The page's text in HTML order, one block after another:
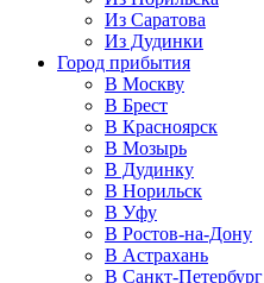
Из Саратова
Из Дудинки
Город прибытия
В Москву
В Брест
В Красноярск
В Мозырь
В Дудинку
В Норильск
В Уфу
В Ростов-на-Дону
В Астрахань
В Санкт-Петербург